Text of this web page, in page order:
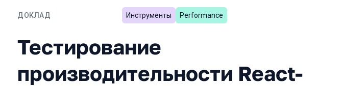
ДОКЛАД
Тестирование производительности
Инструменты Performance
Тестирование
производительности React-